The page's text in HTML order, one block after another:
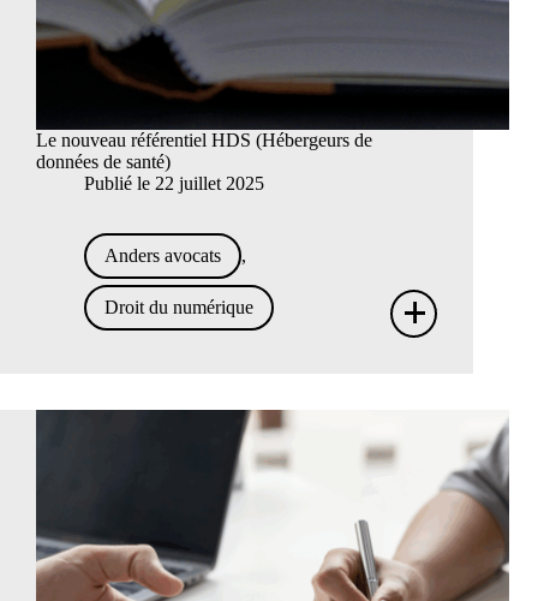
Le nouveau référentiel HDS (Hébergeurs de
données de santé)
Publié le 22 juillet 2025
Anders avocats ,
Droit du numérique +
Le
HDS
de
de